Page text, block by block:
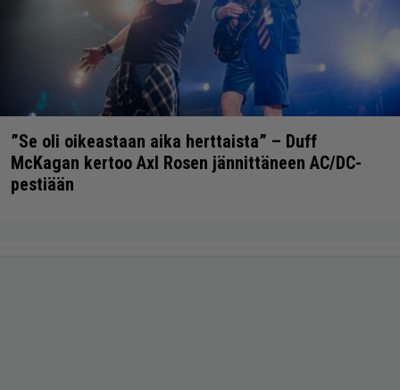
”Se oli oikeastaan aika herttaista” – Duff
McKagan kertoo Axl Rosen jännittäneen AC/DC-
pestiään